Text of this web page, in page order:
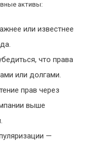
активы:
или известнее
что права
или долгами.
прав через
выше
—